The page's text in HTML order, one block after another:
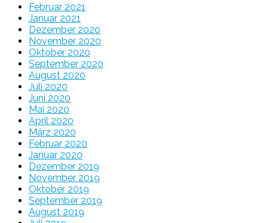
Februar 2021
Januar 2021
Dezember 2020
November 2020
Oktober 2020
September 2020
August 2020
Juli 2020
Juni 2020
Mai 2020
April 2020
März 2020
Februar 2020
Januar 2020
Dezember 2019
November 2019
Oktober 2019
September 2019
August 2019